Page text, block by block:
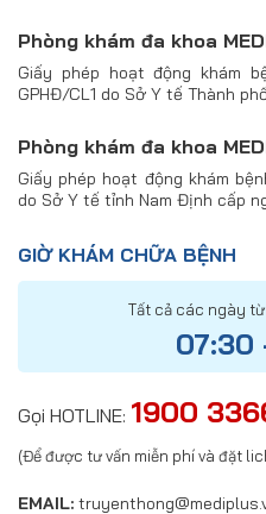
Phòng khám đa khoa
Giấy phép hoạt động khám
GPHĐ/CL1 do Sở Y tế Thành
Phòng khám đa khoa
Giấy phép hoạt động khám
do Sở Y tế tỉnh Nam Định cấp
GIỜ KHÁM CHỮA BỆNH
Tất cả các ngày
07:30
Gọi HOTLINE: 1900
(Để được tư vấn miễn phí và đặt
EMAIL: